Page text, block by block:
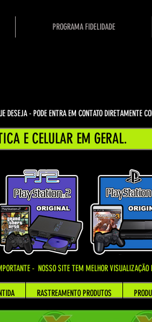
PROGRAMA FIDELIDADE
- NOSSO SITE TEM MELHOR VISUALIZAÇÃO
E CELULAR EM GERAL.
DESEJA - PODE ENTRA EM CONTATO
RASTREAMENTO PRODUTOS